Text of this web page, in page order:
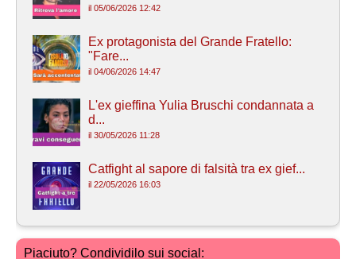
il 05/06/2026 12:42
Ex protagonista del Grande Fratello:
"Fare...
il 04/06/2026 14:47
L'ex gieffina Yulia Bruschi condannata a
d...
il 30/05/2026 11:28
Catfight al sapore di falsità tra ex gief...
il 22/05/2026 16:03
Piaciuto? Condividilo sui social: